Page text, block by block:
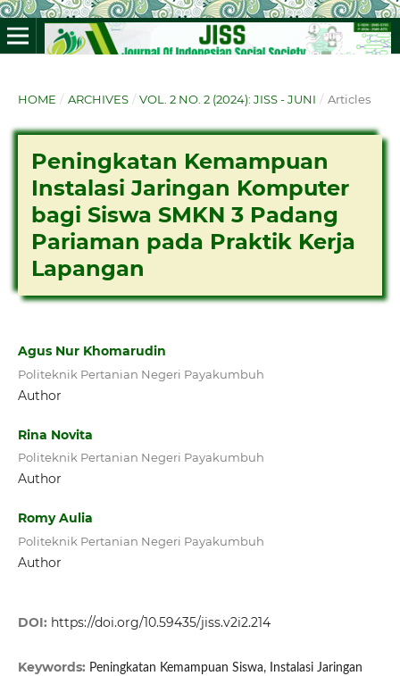
HOME / ARCHIVES / VOL. 2 NO. 2 (2024): JISS - JUNI / Articles
Peningkatan Kemampuan
Instalasi Jaringan Komputer
bagi Siswa SMKN 3 Padang
Pariaman pada Praktik Kerja
Lapangan
Agus Nur Khomarudin
Politeknik Pertanian Negeri Payakumbuh
Author
Rina Novita
Politeknik Pertanian Negeri Payakumbuh
Author
Romy Aulia
Politeknik Pertanian Negeri Payakumbuh
Author
DOI: https://doi.org/10.59435/jiss.v2i2.214
Keywords: Peningkatan Kemampuan Siswa, Instalasi Jaringan